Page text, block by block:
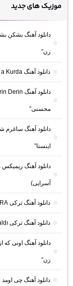
موزیک های جدید
دانلود آهنگ بشکن
زن”
دانلود آهنگ Dawet a Kurda از Delal “هوش مصنوعی کرد ترند اینستا”
محسنی”
دانلود آهنگ
اینستا”
آسرایی)
دانلود آهنگ ترکی TEYRA از مصطفی ججلی و آسمیناتا
دانلود آهنگ ترکی Çoğu Gitti Azı Kaldı از ماهسون ترکی
دانلود آهنگ اونی
زن”
دانلود آهنگ چی